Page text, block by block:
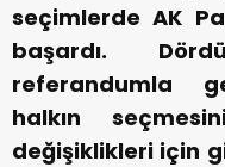
seçimlerde AK
başardı.
referandumla
halkın
değişiklikleri için